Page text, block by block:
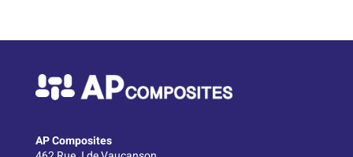
AP Composites